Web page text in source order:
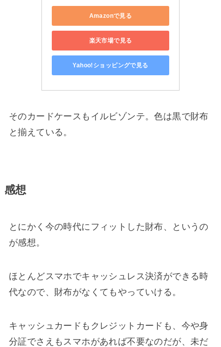
Amazonで見る
楽天市場で見る
Yahoo!ショッピングで見る
そのカードケースもイルビゾンテ。色は黒で財布
と揃えている。
感想
とにかく今の時代にフィットした財布、というの
が感想。
ほとんどスマホでキャッシュレス決済ができる時
代なので、財布がなくてもやっていける。
キャッシュカードもクレジットカードも、今や身
分証でさえもスマホがあれば不要なのだが、未だ